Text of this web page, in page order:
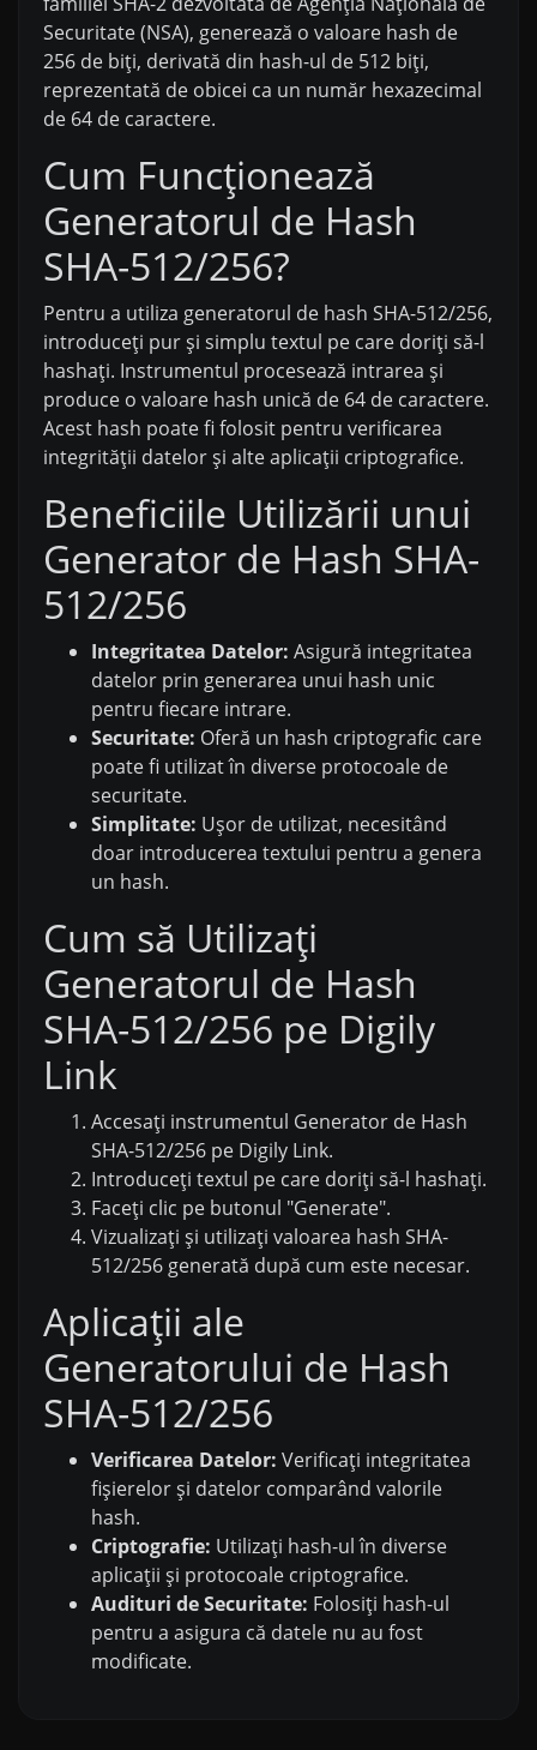
Securitate (NSA), generează o valoare hash de
256 de biți, derivată din hash-ul de 512 biți,
reprezentată de obicei ca un număr hexazecimal
de 64 de caractere.
Cum Funcționează
Generatorul de Hash
SHA-512/256?
Pentru a utiliza generatorul de hash SHA-512/256,
introduceți pur și simplu textul pe care doriți să-l
hashați. Instrumentul procesează intrarea și
produce o valoare hash unică de 64 de caractere.
Acest hash poate fi folosit pentru verificarea
integrității datelor și alte aplicații criptografice.
Beneficiile Utilizării unui
Generator de Hash SHA-
512/256
Integritatea Datelor: Asigură integritatea
datelor prin generarea unui hash unic
pentru fiecare intrare.
Securitate: Oferă un hash criptografic care
poate fi utilizat în diverse protocoale de
securitate.
Simplitate: Ușor de utilizat, necesitând
doar introducerea textului pentru a genera
un hash.
Cum să Utilizați
Generatorul de Hash
SHA-512/256 pe Digily
Link
Accesați instrumentul Generator de Hash
SHA-512/256 pe Digily Link.
Introduceți textul pe care doriți să-l hashați.
Faceți clic pe butonul "Generate".
Vizualizați și utilizați valoarea hash SHA-
512/256 generată după cum este necesar.
Aplicații ale
Generatorului de Hash
SHA-512/256
Verificarea Datelor: Verificați integritatea
fișierelor și datelor comparând valorile
hash.
Criptografie: Utilizați hash-ul în diverse
aplicații și protocoale criptografice.
Audituri de Securitate: Folosiți hash-ul
pentru a asigura că datele nu au fost
modificate.